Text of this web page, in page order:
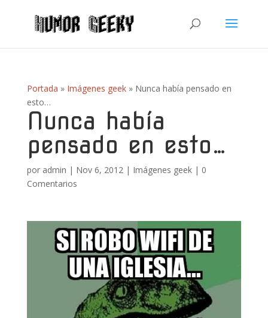
Portada » Imágenes geek» Nunca había pensado en
esto…
Nunca había
pensado en esto…
por admin | Nov 6, 2012| Imágenes geek| 0
Comentarios